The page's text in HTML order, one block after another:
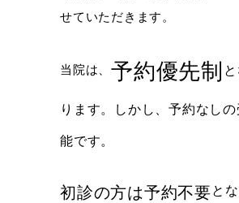
せていただきます。
当院は、 予約優先制
ります。しかし、予約なしの
能です。
初診の方は予約不要と